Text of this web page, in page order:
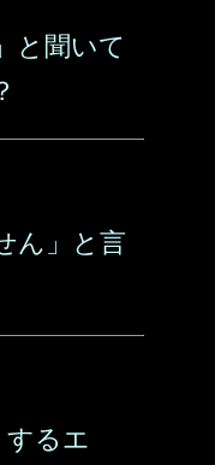
と聞いて
ん」と言
るエ